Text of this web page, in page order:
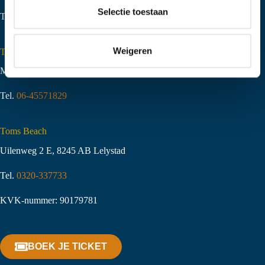
i
Selectie toestaan
Weigeren
Tel.
Toms Creek Appeltern
Molenstraat 10,6629 KJ Appeltern
Tel. 06-45571829
Toms Beach
Uilenweg 2 E, 8245 AB Lelystad
Tel. 0320-337733
KVK-nummer: 90179781
BOEK JE TICKET